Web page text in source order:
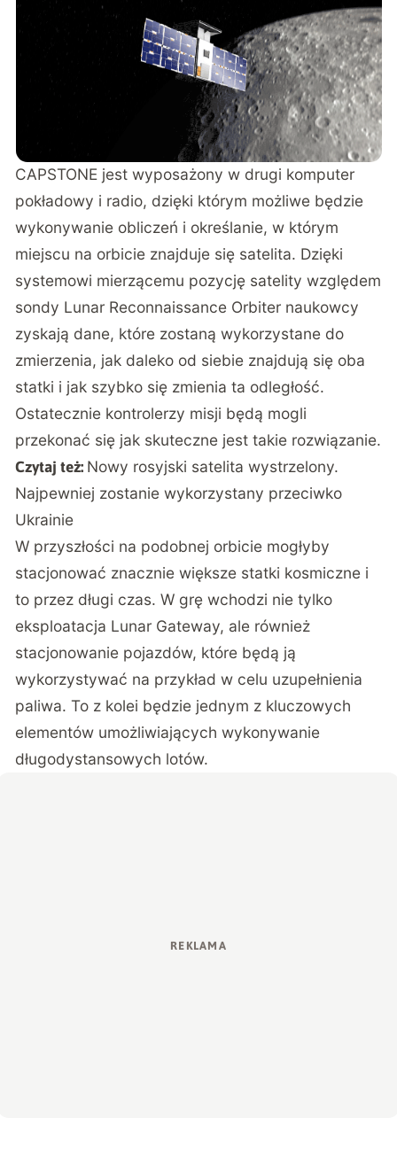
CAPSTONE jest wyposażony w drugi komputer
pokładowy i radio, dzięki którym możliwe będzie
wykonywanie obliczeń i określanie, w którym
miejscu na orbicie znajduje się satelita. Dzięki
systemowi mierzącemu pozycję satelity względem
sondy Lunar Reconnaissance Orbiter naukowcy
zyskają dane, które zostaną wykorzystane do
zmierzenia, jak daleko od siebie znajdują się oba
statki i jak szybko się zmienia ta odległość.
Ostatecznie kontrolerzy misji będą mogli
przekonać się jak skuteczne jest takie rozwiązanie.
Czytaj też: Nowy rosyjski satelita wystrzelony.
Najpewniej zostanie wykorzystany przeciwko
Ukrainie
W przyszłości na podobnej orbicie mogłyby
stacjonować znacznie większe statki kosmiczne i
to przez długi czas. W grę wchodzi nie tylko
eksploatacja Lunar Gateway, ale również
stacjonowanie pojazdów, które będą ją
wykorzystywać na przykład w celu uzupełnienia
paliwa. To z kolei będzie jednym z kluczowych
elementów umożliwiających wykonywanie
długodystansowych lotów.